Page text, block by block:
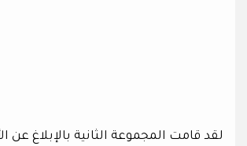
لقد قامت المجموعة الثانية بالإبلاغ عن